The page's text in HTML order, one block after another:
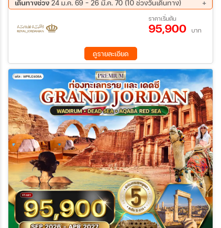
ทราย มหานครสีชมพู เพตรา – เข้าชม The Siq – ขี่อูฐชมเมือง - ชม
มหาวิหาร เอล คาซเนท์ – เดดซี ทะเลเกลือ - เพตรา - เดดซี – เล่นน้ำ
และพักผ่อนบริเวณเดดซี - ปราสาทอัลจุน – เมืองโบราณ เจอราช –
เดินทางช่วง 24 ม.ค. 69 - 26 มี.ค. 70 (10 ช่วงวันเดินทาง)
01 ต.ค. 69 - 08 ต.ค. 69
08 ต.ค. 69 - 15 ต.ค. 69
22 ต.ค. 69 - 29 ต.ค. 69
07 พ.ย. 69 - 14 พ.ย. 69
05 ธ.ค. 69 - 12 ธ.ค. 69
29 ม.ค. 70 - 05 ก.พ. 70
19 มี.ค 70 - 26 มี.ค 70
ราคาเริ่มต้น
95,900 บาท
ดูรายละเอียด